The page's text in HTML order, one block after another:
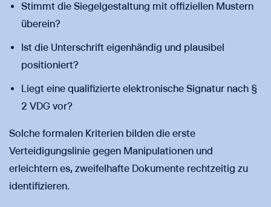
Stimmt die Siegelgestaltung mit offiziellen Mustern
überein?
Ist die Unterschrift eigenhändig und plausibel
positioniert?
Liegt eine qualifizierte elektronische Signatur nach §
2 VDG vor?
Solche formalen Kriterien bilden die erste
Verteidigungslinie gegen Manipulationen und
erleichtern es, zweifelhafte Dokumente rechtzeitig zu
identifizieren.